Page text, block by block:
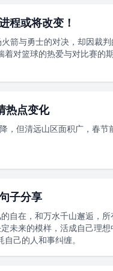
程或将改变！
箭与勇士的对决，却因裁
对篮球的热爱与对比赛的期
热点变化
，但清远山区面积广，春
子分享
自在，和万水千山邂逅，所
未来的模样，活成自己理
己的人和事纠缠。